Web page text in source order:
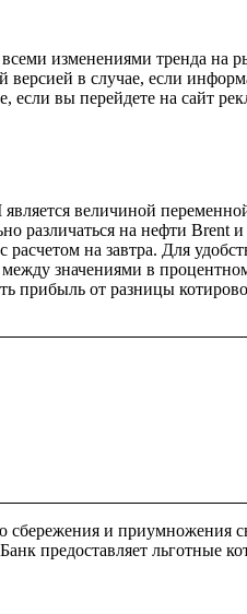
изменениями тренда на
в случае, если
если вы перейдете на сайт
величиной
различаться на нефти
на завтра. Для
между значениями в
прибыль от разницы
и приумножения
предоставляет льготные